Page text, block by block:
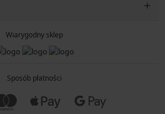
Wiarygodny sklep
Sposób płatności